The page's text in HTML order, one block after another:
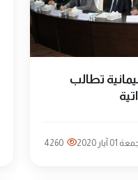
تطالب
01 آيار 2020 4260